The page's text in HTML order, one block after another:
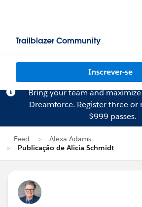
Trailblazer Community
Inscrever-se
Bring your team and
Dreamforce. Registerthree or
$999 passes.
Feed
Alexa Adams
Publicação de Alicia Schmidt